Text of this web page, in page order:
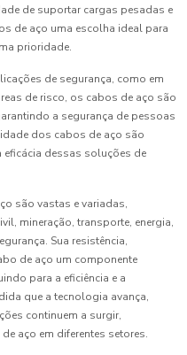
de suportar cargas pesadas e
de aço uma escolha ideal para
prioridade.
de segurança, como em
de risco, os cabos de aço são
a segurança de pessoas
dos cabos de aço são
eficácia dessas soluções de
são vastas e variadas,
mineração, transporte, energia,
Sua resistência,
de aço um componente
para a eficiência e a
que a tecnologia avança,
continuem a surgir,
aço em diferentes setores.